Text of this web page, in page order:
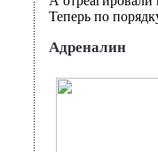
Теперь по
Адреналин